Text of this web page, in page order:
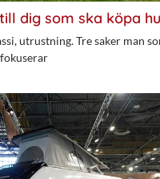
dig som ska köpa
utrustning. Tre saker man